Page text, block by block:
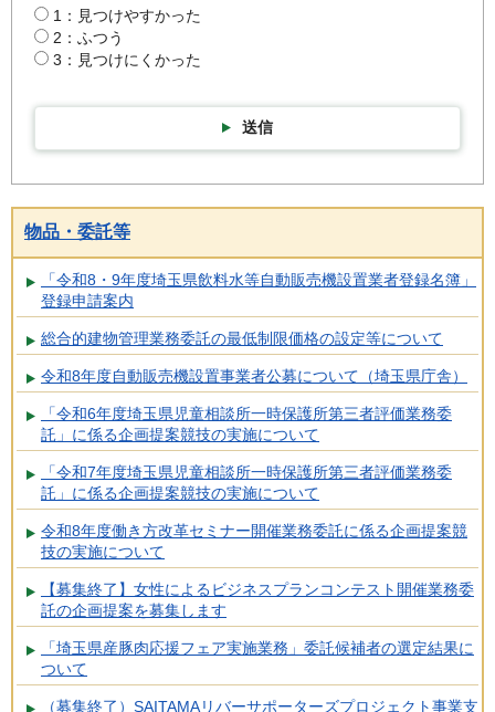
1：見つけやすかった
2：ふつう
3：見つけにくかった
送信
物品・委託等
「令和8・9年度埼玉県飲料水等自動販売機設置業者登録名簿」
登録申請案内
総合的建物管理業務委託の最低制限価格の設定等について
令和8年度自動販売機設置事業者公募について（埼玉県庁舎）
「令和6年度埼玉県児童相談所一時保護所第三者評価業務委
託」に係る企画提案競技の実施について
「令和7年度埼玉県児童相談所一時保護所第三者評価業務委
託」に係る企画提案競技の実施について
令和8年度働き方改革セミナー開催業務委託に係る企画提案競
技の実施について
【募集終了】女性によるビジネスプランコンテスト開催業務委
託の企画提案を募集します
「埼玉県産豚肉応援フェア実施業務」委託候補者の選定結果に
ついて
（募集終了）SAITAMAリバーサポーターズプロジェクト事業支